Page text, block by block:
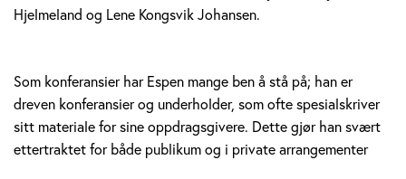
Hjelmeland og Lene Kongsvik Johansen.
Som konferansier har Espen mange ben å stå på; han er
dreven konferansier og underholder, som ofte spesialskriver
sitt materiale for sine oppdragsgivere. Dette gjør han svært
ettertraktet for både publikum og i private arrangementer